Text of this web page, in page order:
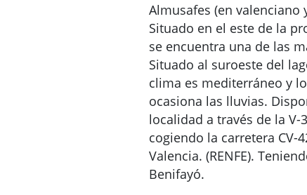
Almusafes (en
Situado en el este de la
se encuentra una de las
Situado al suroeste del
clima es mediterráneo y
ocasiona las lluvias.
localidad a través de la
cogiendo la carretera CV-
Valencia. (RENFE).
Benifayó.